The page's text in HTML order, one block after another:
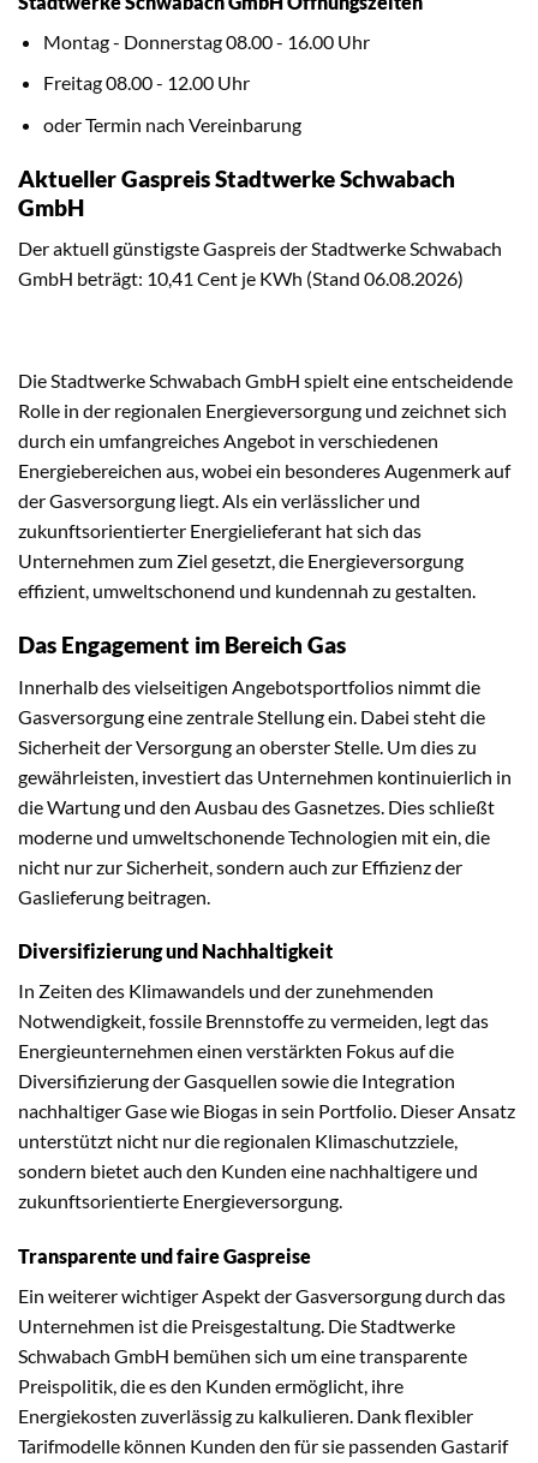
Montag - Donnerstag 08.00 - 16.00 Uhr
Freitag 08.00 - 12.00 Uhr
oder Termin nach Vereinbarung
Aktueller Gaspreis Stadtwerke Schwabach
GmbH
Der aktuell günstigste Gaspreis der Stadtwerke Schwabach
GmbH beträgt: 10,41 Cent je KWh (Stand 06.08.2026)
Die Stadtwerke Schwabach GmbH spielt eine entscheidende
Rolle in der regionalen Energieversorgung und zeichnet sich
durch ein umfangreiches Angebot in verschiedenen
Energiebereichen aus, wobei ein besonderes Augenmerk auf
der Gasversorgung liegt. Als ein verlässlicher und
zukunftsorientierter Energielieferant hat sich das
Unternehmen zum Ziel gesetzt, die Energieversorgung
effizient, umweltschonend und kundennah zu gestalten.
Das Engagement im Bereich Gas
Innerhalb des vielseitigen Angebotsportfolios nimmt die
Gasversorgung eine zentrale Stellung ein. Dabei steht die
Sicherheit der Versorgung an oberster Stelle. Um dies zu
gewährleisten, investiert das Unternehmen kontinuierlich in
die Wartung und den Ausbau des Gasnetzes. Dies schließt
moderne und umweltschonende Technologien mit ein, die
nicht nur zur Sicherheit, sondern auch zur Effizienz der
Gaslieferung beitragen.
Diversifizierung und Nachhaltigkeit
In Zeiten des Klimawandels und der zunehmenden
Notwendigkeit, fossile Brennstoffe zu vermeiden, legt das
Energieunternehmen einen verstärkten Fokus auf die
Diversifizierung der Gasquellen sowie die Integration
nachhaltiger Gase wie Biogas in sein Portfolio. Dieser Ansatz
unterstützt nicht nur die regionalen Klimaschutzziele,
sondern bietet auch den Kunden eine nachhaltigere und
zukunftsorientierte Energieversorgung.
Transparente und faire Gaspreise
Ein weiterer wichtiger Aspekt der Gasversorgung durch das
Unternehmen ist die Preisgestaltung. Die Stadtwerke
Schwabach GmbH bemühen sich um eine transparente
Preispolitik, die es den Kunden ermöglicht, ihre
Energiekosten zuverlässig zu kalkulieren. Dank flexibler
Tarifmodelle können Kunden den für sie passenden Gastarif